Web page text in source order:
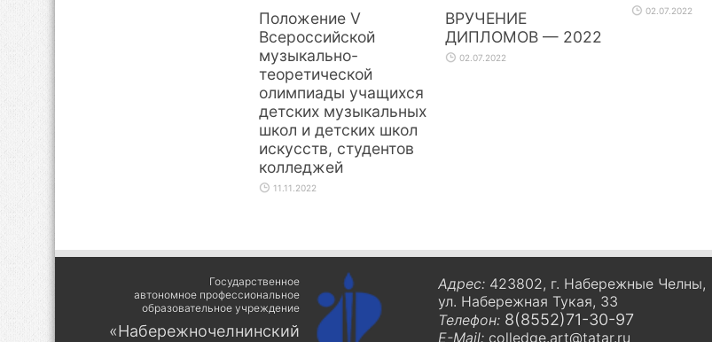
Положение V
Всероссийской
музыкально-
теоретической
олимпиады учащихся
детских музыкальных
школ и детских школ
искусств, студентов
колледжей
11.11.2022
ВРУЧЕНИЕ
ДИПЛОМОВ — 2022
02.07.2022
02.07.2022
Государственное
автономное профессиональное
образовательное учреждение
«Набережночелнинский
Адрес: 423802, г. Набережные Челны,
ул. Набережная Тукая, 33
Телефон: 8(8552)71-30-97
E-Mail: colledge.art@tatar.ru